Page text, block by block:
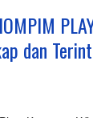
dan